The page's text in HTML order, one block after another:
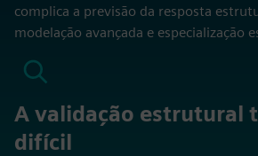
complica a previsão da resposta
modelação avançada e especialização
A validação estrutural
difícil